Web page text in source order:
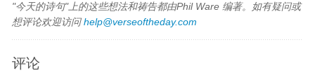
"今天的诗句"上的这些想法和祷告都由Phil Ware 编著。如有疑问或
想评论欢迎访问help@verseoftheday.com
评论